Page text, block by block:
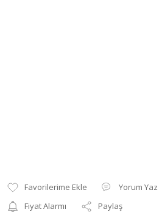
Yorum Yaz
Fiyat Alarmı
Paylaş